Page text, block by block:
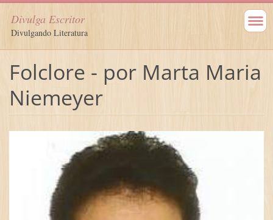
Divulga Escritor
Divulgando Literatura
Folclore - por Marta Maria
Niemeyer